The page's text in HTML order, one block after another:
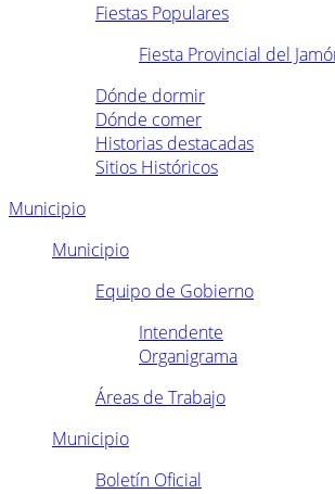
Fiestas Populares
Fiesta Provincial del
Dónde dormir
Dónde comer
Historias destacadas
Sitios Históricos
Municipio
Municipio
Equipo de Gobierno
Intendente
Organigrama
Áreas de Trabajo
Municipio
Boletín Oficial